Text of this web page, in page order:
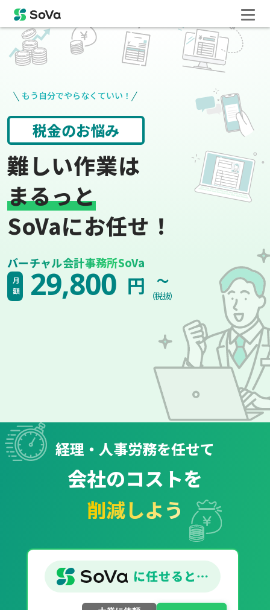
もう自分でやらなくていい！
請求書や領収書 役所手続き
難しい作業は
まるっと
SoVaにお任せ！
バーチャル会計事務所SoVa
月額 29,800 円 ~
（税抜）
経理・人事労務を任せて
会社のコストを
削減しよう